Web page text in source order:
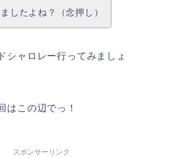
したよね？（念押し）
シャロレー行ってみましょ
はこの辺でっ！
スポンサーリンク